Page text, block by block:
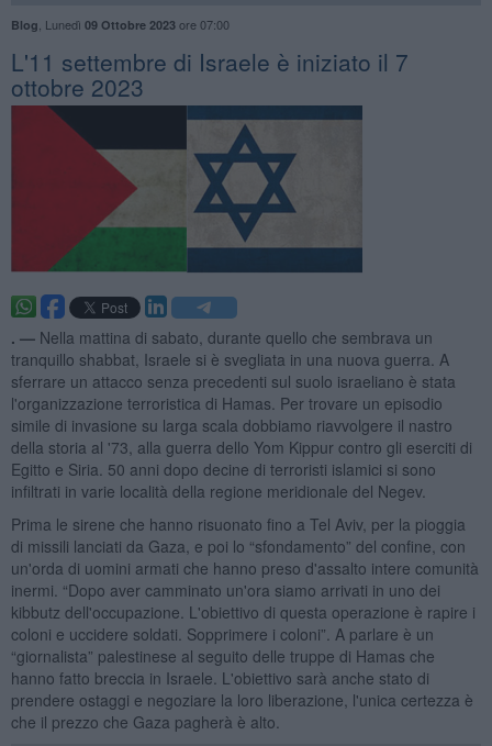
Blog Lunedì 09 Ottobre 2023ore 07:00
L'11 settembre di Israele è iniziato il 7
ottobre 2023
. — Nella mattina di sabato, durante quello che sembrava un
tranquillo shabbat, Israele si è svegliata in una nuova guerra. A
sferrare un attacco senza precedenti sul suolo israeliano è stata
l'organizzazione terroristica di Hamas. Per trovare un episodio
simile di invasione su larga scala dobbiamo riavvolgere il nastro
della storia al '73, alla guerra dello Yom Kippur contro gli eserciti di
Egitto e Siria. 50 anni dopo decine di terroristi islamici si sono
infiltrati in varie località della regione meridionale del Negev.
Prima le sirene che hanno risuonato fino a Tel Aviv, per la pioggia
di missili lanciati da Gaza, e poi lo “sfondamento” del confine, con
un'orda di uomini armati che hanno preso d'assalto intere comunità
inermi. “Dopo aver camminato un'ora siamo arrivati in uno dei
kibbutz dell'occupazione. L'obiettivo di questa operazione è rapire i
coloni e uccidere soldati. Sopprimere i coloni”. A parlare è un
“giornalista” palestinese al seguito delle truppe di Hamas che
hanno fatto breccia in Israele. L'obiettivo sarà anche stato di
prendere ostaggi e negoziare la loro liberazione, l'unica certezza è
che il prezzo che Gaza pagherà è alto.